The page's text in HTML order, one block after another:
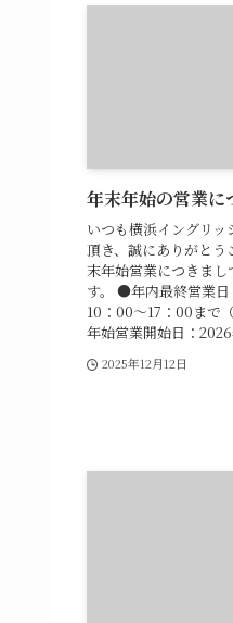
年末年始の営業に
いつも横浜イングリ
頂き、誠にありがと
末年始営業につきま
す。 ●年内最終営業
10：00～17：00まで
年始営業開始日：
2025年12月12日